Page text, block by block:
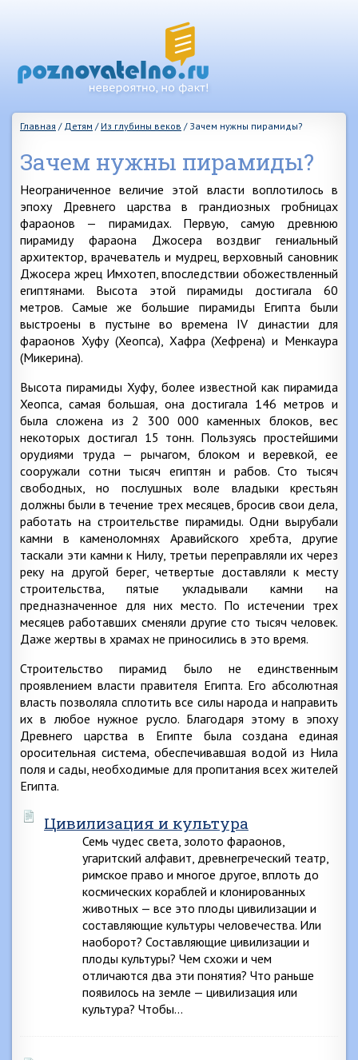
Главная / Детям / Из глубины веков / Зачем нужны пирамиды?
Зачем нужны пирамиды?
Неограниченное величие этой власти воплотилось в
эпоху Древнего царства в грандиозных гробницах
фараонов — пирамидах. Первую, самую древнюю
пирамиду фараона Джосера воздвиг гениальный
архитектор, врачеватель и мудрец, верховный сановник
Джосера жрец Имхотеп, впоследствии обожествленный
египтянами. Высота этой пирамиды достигала 60
метров. Самые же большие пирамиды Египта были
выстроены в пустыне во времена IV династии для
фараонов Хуфу (Хеопса), Хафра (Хефрена) и Менкаура
(Микерина).
Высота пирамиды Хуфу, более известной как пирамида
Хеопса, самая большая, она достигала 146 метров и
была сложена из 2 300 000 каменных блоков, вес
некоторых достигал 15 тонн. Пользуясь простейшими
орудиями труда — рычагом, блоком и веревкой, ее
сооружали сотни тысяч египтян и рабов. Сто тысяч
свободных, но послушных воле владыки крестьян
должны были в течение трех месяцев, бросив свои дела,
работать на строительстве пирамиды. Одни вырубали
камни в каменоломнях Аравийского хребта, другие
таскали эти камни к Нилу, третьи переправляли их через
реку на другой берег, четвертые доставляли к месту
строительства, пятые укладывали камни на
предназначенное для них место. По истечении трех
месяцев работавших сменяли другие сто тысяч человек.
Даже жертвы в храмах не приносились в это время.
Строительство пирамид было не единственным
проявлением власти правителя Египта. Его абсолютная
власть позволяла сплотить все силы народа и направить
их в любое нужное русло. Благодаря этому в эпоху
Древнего царства в Египте была создана единая
оросительная система, обеспечивавшая водой из Нила
поля и сады, необходимые для пропитания всех жителей
Египта.
Цивилизация и культура
Семь чудес света, золото фараонов,
угаритский алфавит, древнегреческий театр,
римское право и многое другое, вплоть до
космических кораблей и клонированных
животных — все это плоды цивилизации и
составляющие культуры человечества. Или
наоборот? Составляющие цивилизации и
плоды культуры? Чем схожи и чем
отличаются два эти понятия? Что раньше
появилось на земле — цивилизация или
культура? Чтобы…